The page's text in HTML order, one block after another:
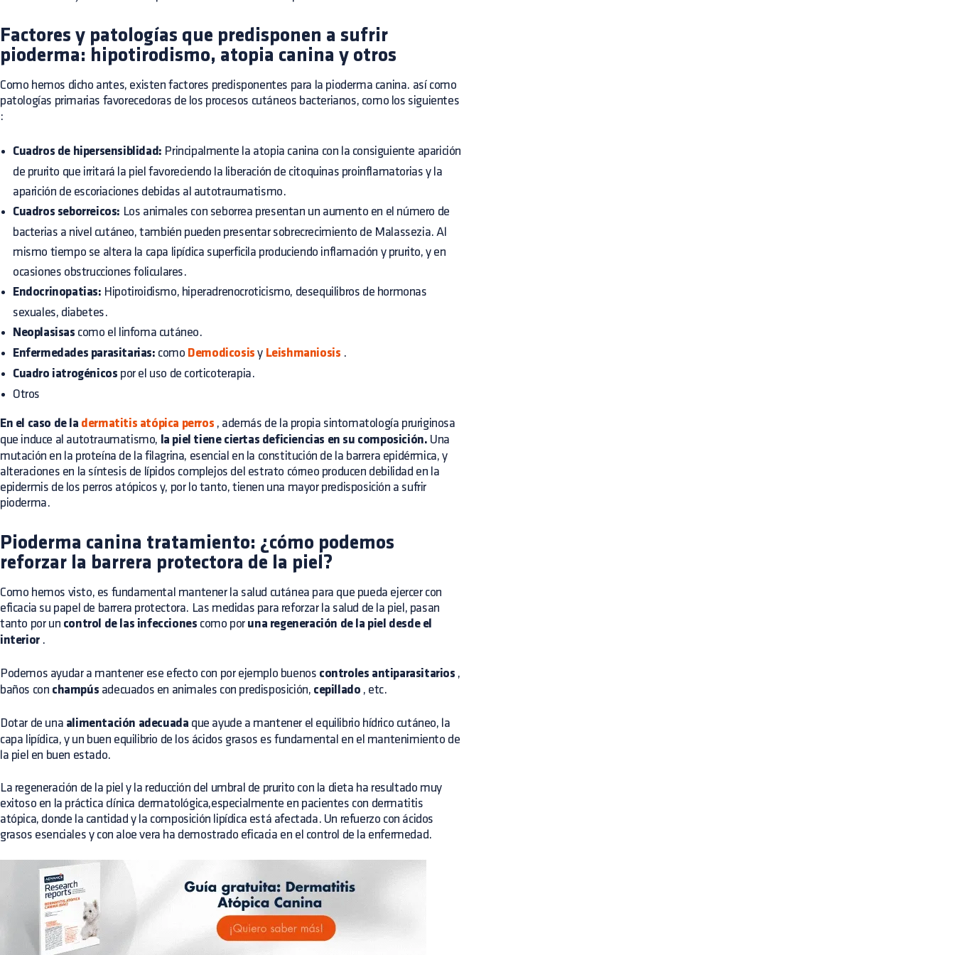
Factores y patologías que predisponen a sufrir
pioderma: hipotirodismo, atopia canina y otros
Como hemos dicho antes, existen factores predisponentes para la pioderma canina. así como
patologías primarias favorecedoras de los procesos cutáneos bacterianos, como los siguientes
:
Cuadros de hipersensiblidad: Principalmente la atopia canina con la consiguiente aparición
de prurito que irritará la piel favoreciendo la liberación de citoquinas proinflamatorias y la
aparición de escoriaciones debidas al autotraumatismo.
Cuadros seborreicos: Los animales con seborrea presentan un aumento en el número de
bacterias a nivel cutáneo, también pueden presentar sobrecrecimiento de Malassezia. Al
mismo tiempo se altera la capa lipídica superficila produciendo inflamación y prurito, y en
ocasiones obstrucciones foliculares.
Endocrinopatias: Hipotiroidismo, hiperadrenocroticismo, desequilibros de hormonas
sexuales, diabetes.
Neoplasisas como el linfoma cutáneo.
Enfermedades parasitarias: como Demodicosis y Leishmaniosis .
Cuadro iatrogénicos por el uso de corticoterapia.
Otros
En el caso de la dermatitis atópica perros , además de la propia sintomatología pruriginosa
que induce al autotraumatismo, la piel tiene ciertas deficiencias en su composición. Una
mutación en la proteína de la filagrina, esencial en la constitución de la barrera epidérmica, y
alteraciones en la síntesis de lípidos complejos del estrato córneo producen debilidad en la
epidermis de los perros atópicos y, por lo tanto, tienen una mayor predisposición a sufrir
pioderma.
Pioderma canina tratamiento: ¿cómo podemos
reforzar la barrera protectora de la piel?
Como hemos visto, es fundamental mantener la salud cutánea para que pueda ejercer con
eficacia su papel de barrera protectora. Las medidas para reforzar la salud de la piel, pasan
tanto por un control de las infecciones como por una regeneración de la piel desde el
interior.
Podemos ayudar a mantener ese efecto con por ejemplo buenos controles antiparasitarios ,
baños con champús adecuados en animales con predisposición, cepillado , etc.
Dotar de una alimentación adecuada que ayude a mantener el equilibrio hídrico cutáneo, la
capa lipídica, y un buen equilibrio de los ácidos grasos es fundamental en el mantenimiento de
la piel en buen estado.
La regeneración de la piel y la reducción del umbral de prurito con la dieta ha resultado muy
exitoso en la práctica clínica dermatológica,especialmente en pacientes con dermatitis
atópica, donde la cantidad y la composición lipídica está afectada. Un refuerzo con ácidos
grasos esenciales y con aloe vera ha demostrado eficacia en el control de la enfermedad.